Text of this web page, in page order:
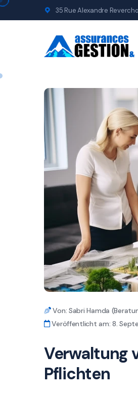
35 Rue Alexandre
Von: Sabri Hamda
Veröffentlicht am: 8.
Verwaltung
Pflichten